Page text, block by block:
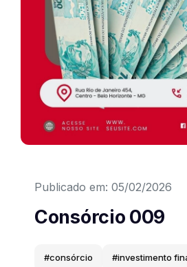
Cardápios
Apresentações
E-books
Sites
Publicado em: 05/02/2026
Consórcio 009
#consórcio #investimento